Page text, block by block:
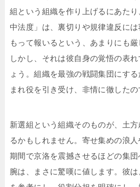
組という組織を作り上げるにあた
中法度」は、裏切りや規律違反に
もって報いるという、あまりにも厳
しかし、それは彼自身の覚悟の表
ょう。組織を最強の戦闘集団にす
まれ役を引き受け、非情に徹したの
新選組という組織そのものが、土方
るかもしれません。寄せ集めの浪
期間で京洛を震撼させるほどの集
腕は、まさに驚嘆に値します。彼